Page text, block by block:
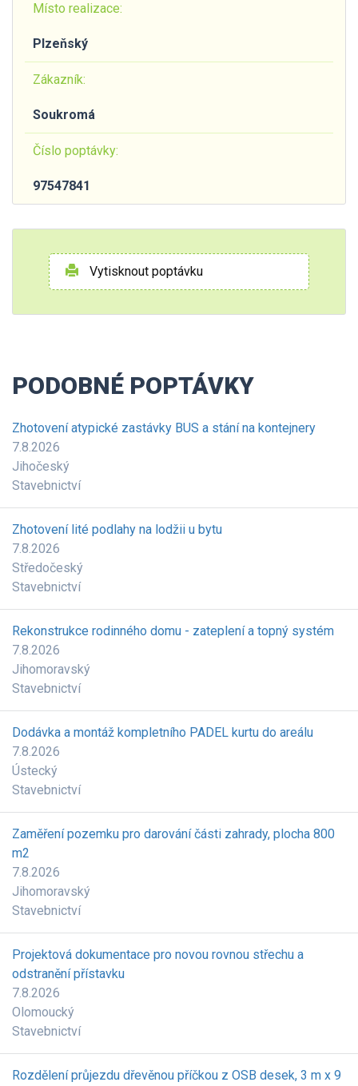
Místo realizace:
Plzeňský
Zákazník:
Soukromá
Číslo poptávky:
97547841
Vytisknout poptávku
PODOBNÉ POPTÁVKY
Zhotovení atypické zastávky BUS a stání na kontejnery
7.8.2026
Jihočeský
Stavebnictví
Zhotovení lité podlahy na lodžii u bytu
7.8.2026
Středočeský
Stavebnictví
Rekonstrukce rodinného domu - zateplení a topný systém
7.8.2026
Jihomoravský
Stavebnictví
Dodávka a montáž kompletního PADEL kurtu do areálu
7.8.2026
Ústecký
Stavebnictví
Zaměření pozemku pro darování části zahrady, plocha 800
m2
7.8.2026
Jihomoravský
Stavebnictví
Projektová dokumentace pro novou rovnou střechu a
odstranění přístavku
7.8.2026
Olomoucký
Stavebnictví
Rozdělení průjezdu dřevěnou příčkou z OSB desek, 3 m x 9